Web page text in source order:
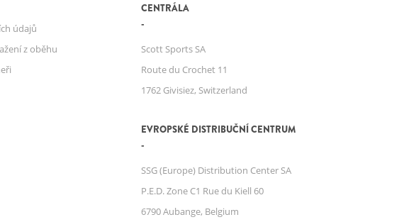
údajů
z oběhu
CENTRÁLA
Scott Sports SA
Route du Crochet 11
1762 Givisiez, Switzerland
EVROPSKÉ DISTRIBUČNÍ CENTRUM
SSG (Europe) Distribution Center SA
P.E.D. Zone C1 Rue du Kiell 60
6790 Aubange, Belgium